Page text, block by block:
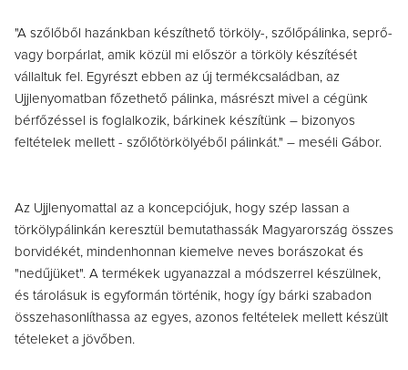
"A szőlőből hazánkban készíthető törköly-, szőlőpálinka, seprő-
vagy borpárlat, amik közül mi először a törköly készítését
vállaltuk fel. Egyrészt ebben az új termékcsaládban, az
Ujjlenyomatban főzethető pálinka, másrészt mivel a cégünk
bérfőzéssel is foglalkozik, bárkinek készítünk – bizonyos
feltételek mellett - szőlőtörkölyéből pálinkát." – meséli Gábor.
Az Ujjlenyomattal az a koncepciójuk, hogy szép lassan a
törkölypálinkán keresztül bemutathassák Magyarország összes
borvidékét, mindenhonnan kiemelve neves borászokat és
"nedűjüket". A termékek ugyanazzal a módszerrel készülnek,
és tárolásuk is egyformán történik, hogy így bárki szabadon
összehasonlíthassa az egyes, azonos feltételek mellett készült
tételeket a jövőben.